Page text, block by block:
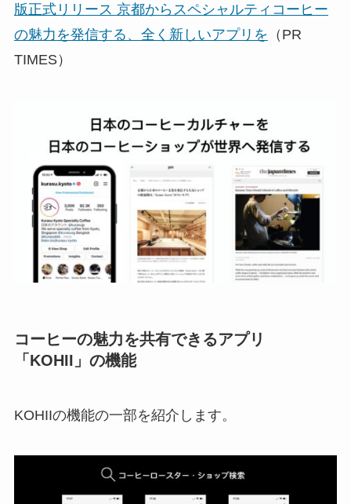
版正式リリース 京都からスペシャルティコーヒー
の魅力を発信する、全く新しいアプリを （PR
TIMES）
コーヒーの魅力を共有できるアプリ
「KOHII」の機能
KOHIIの機能の一部を紹介します。